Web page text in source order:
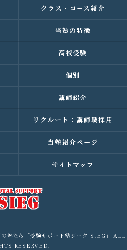
クラス・コース紹介
当塾の特徴
高校受験
個別
講師紹介
リクルート：講師職採用
当塾紹介ページ
サイトマップ
塾なら「受験サポート塾ジーク SIEG」 ALL
RESERVED.